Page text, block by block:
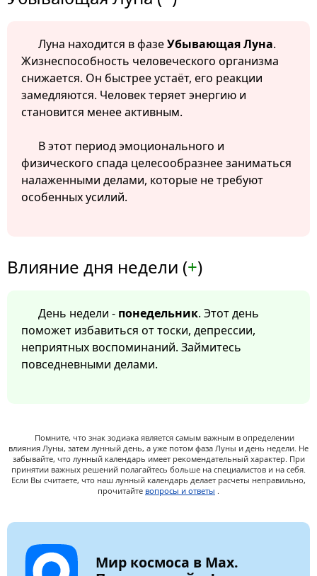
Луна находится в фазеУбывающая Луна.
Жизнеспособность человеческого организма
снижается. Он быстрее устаёт, его реакции
замедляются. Человек теряет энергию и
становится менее активным.
В этот период эмоционального и
физического спада целесообразнее заниматься
налаженными делами, которые не требуют
особенных усилий.
Влияние дня недели (+)
День недели - понедельник. Этот день
поможет избавиться от тоски, депрессии,
неприятных воспоминаний. Займитесь
повседневными делами.
Помните, что знак зодиака является самым важным в определении
влияния Луны, затем лунный день, а уже потом фаза Луны и день недели. Не
забывайте, что лунный календарь имеет рекомендательный характер. При
принятии важных решений полагайтесь больше на специалистов и на себя.
Если Вы считаете, что наш лунный календарь делает расчеты неправильно,
прочитайте вопросы и ответы .
Мир космоса в Max.